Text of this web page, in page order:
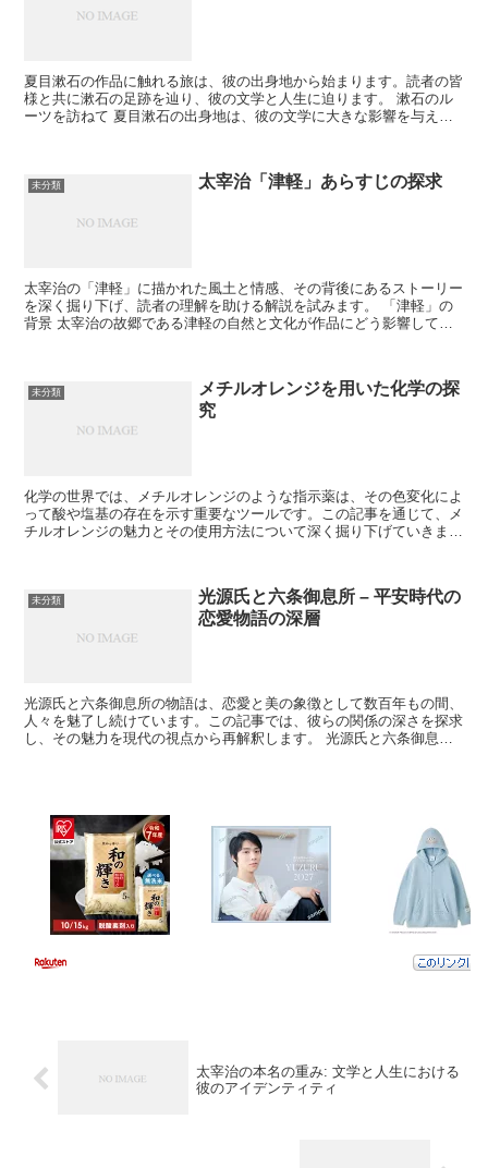
夏目漱石の作品に触れる旅は、彼の出身地から始まります。読者の皆
様と共に漱石の足跡を辿り、彼の文学と人生に迫ります。 漱石のル
ーツを訪ねて 夏目漱石の出身地は、彼の文学に大きな影響を与えま
未分類 太宰治「津軽」あらすじの探求
太宰治の「津軽」に描かれた風土と情感、その背後にあるストーリー
を深く掘り下げ、読者の理解を助ける解説を試みます。 「津軽」の
背景 太宰治の故郷である津軽の自然と文化が作品にどう影響してい
未分類
メチルオレンジを用いた化学の探
究
化学の世界では、メチルオレンジのような指示薬は、その色変化によ
って酸や塩基の存在を示す重要なツールです。この記事を通じて、メ
チルオレンジの魅力とその使用方法について深く掘り下げていきま
未分類
光源氏と六条御息所 – 平安時代の
恋愛物語の深層
光源氏と六条御息所の物語は、恋愛と美の象徴として数百年もの間、
人々を魅了し続けています。この記事では、彼らの関係の深さを探求
し、その魅力を現代の視点から再解釈します。 光源氏と六条御息所
太宰治の本名の重み: 文学と人生における
彼のアイデンティティ